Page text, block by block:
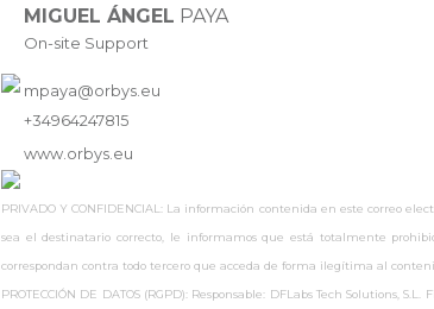
MIGUEL ÁNGEL PAYA
On-site Support
mpaya@orbys.eu
+34964247815
www.orbys.eu
PRIVADO Y CONFIDENCIAL: La información contenida en este correo
sea el destinatario correcto, le informamos que está totalmente
correspondan contra todo tercero que acceda de forma ilegítima al
PROTECCIÓN DE DATOS (RGPD): Responsable: DFLabs Tech